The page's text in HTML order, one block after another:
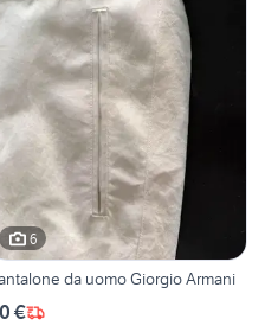
6
da uomo Giorgio Armani
€